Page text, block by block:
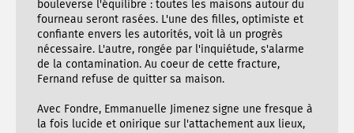
bouleverse l'équilibre : toutes les maisons autour du
fourneau seront rasées. L'une des filles, optimiste et
confiante envers les autorités, voit là un progrès
nécessaire. L'autre, rongée par l'inquiétude, s'alarme
de la contamination. Au coeur de cette fracture,
Fernand refuse de quitter sa maison.
Avec Fondre, Emmanuelle Jimenez signe une fresque à
la fois lucide et onirique sur l'attachement aux lieux,